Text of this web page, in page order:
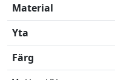
Material
Yta
Färg